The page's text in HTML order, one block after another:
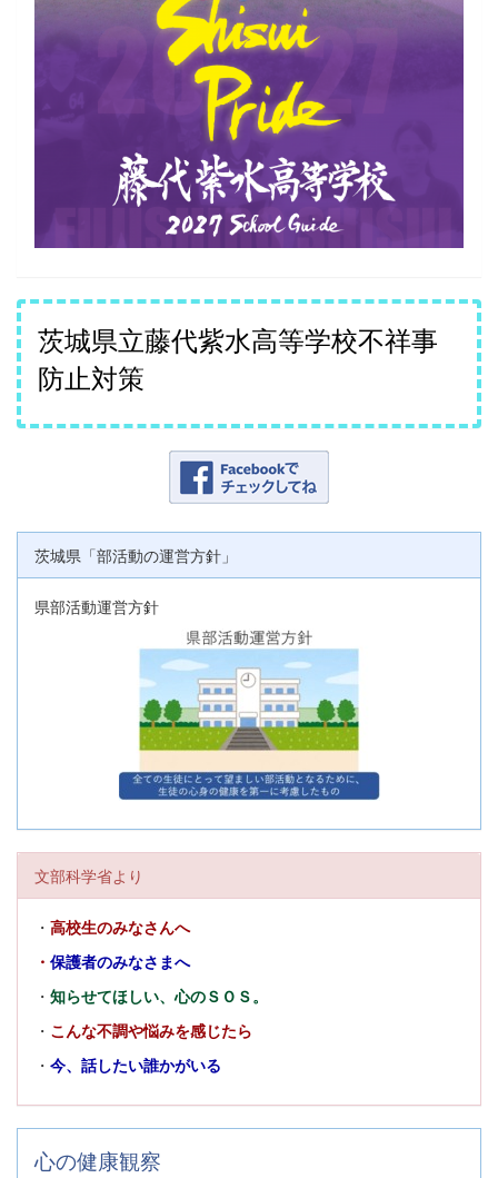
茨城県立藤代紫水高等学校不祥事
防止対策
茨城県「部活動の運営方針」
県部活動運営方針
文部科学省より
・ 高校生のみなさんへ
・ 保護者のみなさまへ
・ 知らせてほしい、心のＳＯＳ。
・ こんな不調や悩みを感じたら
・ 今、話したい誰かがいる
心の健康観察